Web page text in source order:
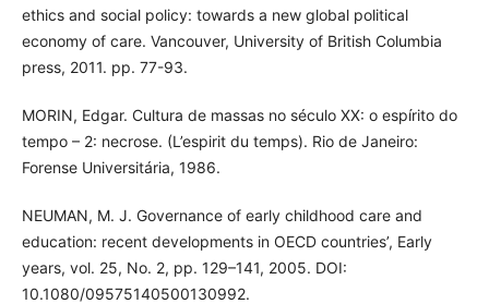
ethics and social policy: towards a new global political
economy of care. Vancouver, University of British Columbia
press, 2011. pp. 77-93.
MORIN, Edgar. Cultura de massas no século XX: o espírito do
tempo – 2: necrose. (L’espirit du temps). Rio de Janeiro:
Forense Universitária, 1986.
NEUMAN, M. J. Governance of early childhood care and
education: recent developments in OECD countries’, Early
years, vol. 25, No. 2, pp. 129–141, 2005. DOI:
10.1080/09575140500130992.